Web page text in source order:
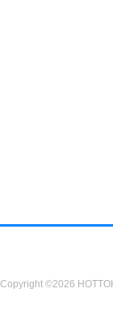
Copyright ©2026